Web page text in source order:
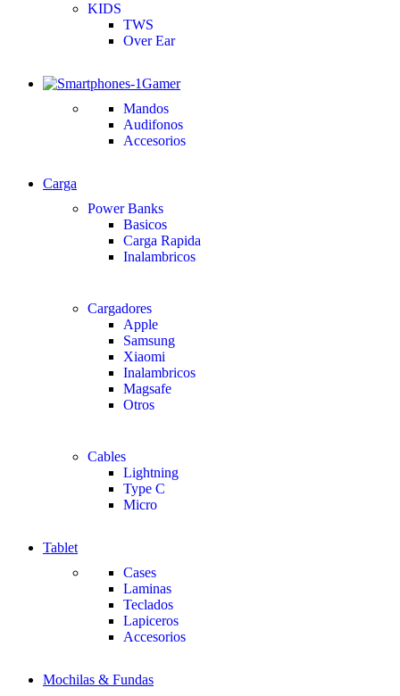
KIDS
TWS
Over Ear
Gamer
Mandos
Audifonos
Accesorios
Carga
Power Banks
Basicos
Carga Rapida
Inalambricos
Cargadores
Apple
Samsung
Xiaomi
Inalambricos
Magsafe
Otros
Cables
Lightning
Type C
Micro
Tablet
Cases
Laminas
Teclados
Lapiceros
Accesorios
Mochilas & Fundas